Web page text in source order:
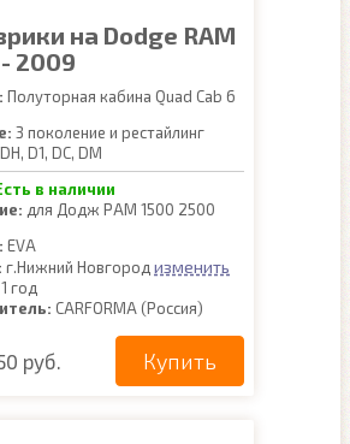
на Dodge RAM
2009
Полуторная кабина Quad Cab 6
3 поколение и рестайлинг
D1, DC, DM
в наличии
для Додж РАМ 1500 2500
EVA
г.Нижний Новгород изменить
1 год
CARFORMA (Россия)
руб. Купить